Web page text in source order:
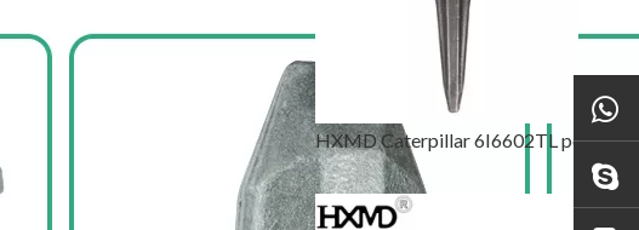
HXMD Caterpillar 6I6602TL pour E365 J600 J650 forgeant la dent de seau de tigre